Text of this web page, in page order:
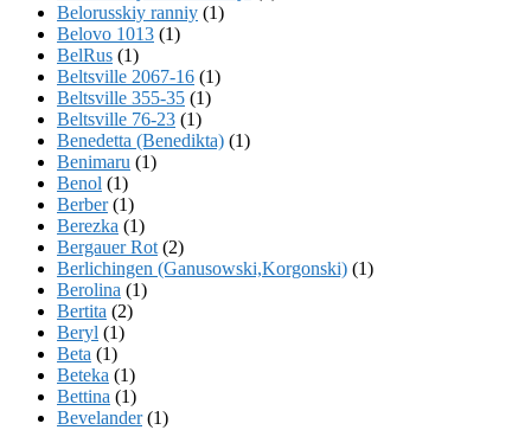
Belorusskiy ranniy (1)
Belovo 1013 (1)
BelRus (1)
Beltsville 2067-16 (1)
Beltsville 355-35 (1)
Beltsville 76-23 (1)
Benedetta (Benedikta) (1)
Benimaru (1)
Benol (1)
Berber(1)
Berezka (1)
Bergauer Rot (2)
Berlichingen (Ganusowski,Korgonski) (1)
Berolina (1)
Bertita (2)
Beryl (1)
Beta (1)
Beteka (1)
Bettina (1)
Bevelander(1)